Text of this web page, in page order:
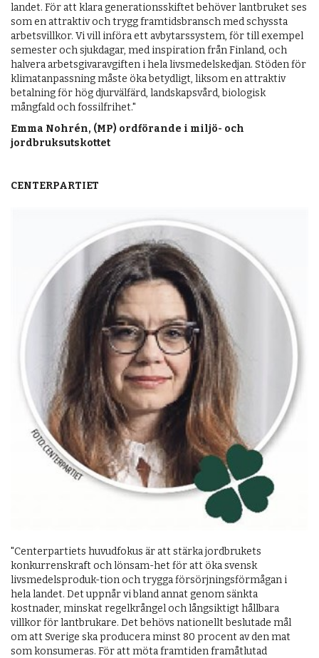
landet. För att klara generationsskiftet behöver lantbruket ses
som en attraktiv och trygg framtidsbransch med schyssta
arbetsvillkor. Vi vill införa ett avbytarssystem, för till exempel
semester och sjukdagar, med inspiration från Finland, och
halvera arbetsgivaravgiften i hela livsmedelskedjan. Stöden för
klimatanpassning måste öka betydligt, liksom en attraktiv
betalning för hög djurvälfärd, landskapsvård, biologisk
mångfald och fossilfrihet."
Emma Nohrén, (MP) ordförande i miljö- och
jordbruksutskottet
CENTERPARTIET
"Centerpartiets huvudfokus är att stärka jordbrukets
konkurrenskraft och lönsam-het för att öka svensk
livsmedelsproduk-tion och trygga försörjningsförmågan i
hela landet. Det uppnår vi bland annat genom sänkta
kostnader, minskat regelkrångel och långsiktigt hållbara
villkor för lantbrukare. Det behövs nationellt beslutade mål
om att Sverige ska producera minst 80 procent av den mat
som konsumeras. För att möta framtiden framåtlutad